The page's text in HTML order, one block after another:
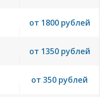
от 1800 рублей
от 1350 рублей
от 350 рублей